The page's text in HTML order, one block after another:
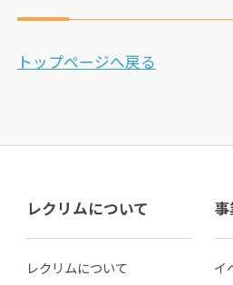
トップページへ戻る
レクリムについて
レクリムについて イ